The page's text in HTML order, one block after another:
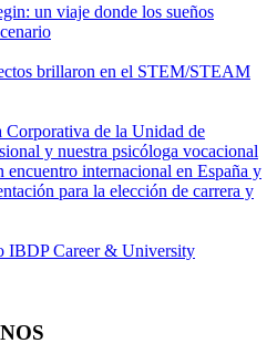
un viaje donde los sueños
brillaron en el STEM/STEAM
Corporativa de la Unidad de
y nuestra psicóloga vocacional
encuentro internacional en España y
para la elección de carrera y
IBDP Career & University